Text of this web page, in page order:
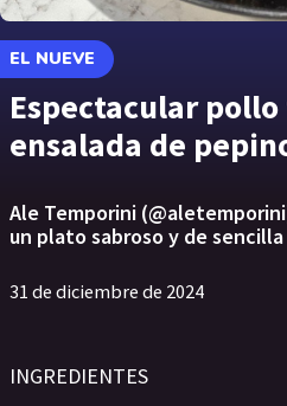
EL NUEVE
Espectacular
ensalada de
Ale Temporini
un plato sabroso y de
31 de diciembre de 2024
INGREDIENTES